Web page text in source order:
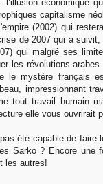
l’illusion économique
capitalisme
(2002) qui
de 2007 qui a
qui malgré ses
les révolutions
le mystère français
impressionnant
tout travail humain
elle vous ouvrirait
été capable de faire
Sarko ? Encore une
les autres!